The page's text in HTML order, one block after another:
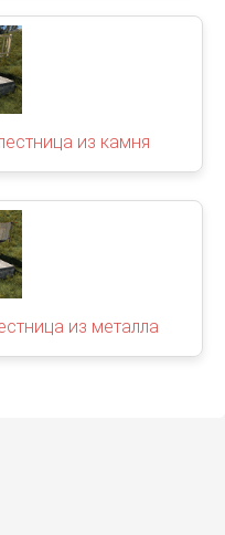
из камня
из металла